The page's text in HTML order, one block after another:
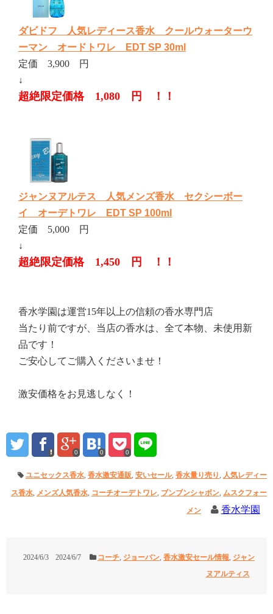
ダビドフ 人気レディース香水 クールウォーターウ
ーマン オードトワレ EDT SP 30ml
定価 3,900 円
↓
超絶限定価格 1,080 円 ！！
ジャンヌアルテス 人気メンズ香水 セクシーボー
イ オーデトワレ EDT SP 100ml
定価 5,000 円
↓
超絶限定価格 1,450 円 ！！
香水学園は運営15年以上の信頼の香水専門店
当たり前ですが、当店の香水は、全て本物、未使用新
品です！
ご安心してご購入くださいませ！
激安価格をお見逃しなく！
0 0 0
ユニセックス香水, 香水激安通販, 安いセール, 香水量り売り, 人気レディー
ス香水, メンズ人気香水, コーチオーデトワレ, ブンブンシャボン, ムスクフォー
メン 香水学園
2024/6/3 2024/6/7 コーチ, ジョーバン, 香水激安セール情報, ジャン
ヌアルティス